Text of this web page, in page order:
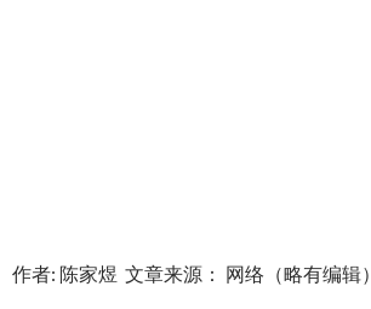
作者: 陈家煜 文章来源： 网络（略有编辑）